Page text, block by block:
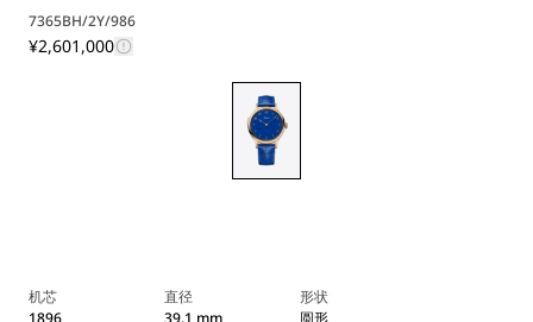
7365BH/2Y/986
¥2,601,000
机芯
1896
直径
39.1 mm
形状
圆形